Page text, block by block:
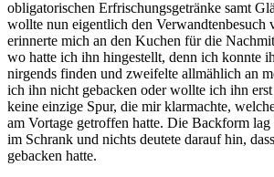
obligatorischen Erfrischungsgetränke samt
wollte nun eigentlich den Verwandtenbesuch
erinnerte mich an den Kuchen für die
wo hatte ich ihn hingestellt, denn ich konnte
nirgends finden und zweifelte allmählich an
ich ihn nicht gebacken oder wollte ich ihn
keine einzige Spur, die mir klarmachte,
am Vortage getroffen hatte. Die Backform
im Schrank und nichts deutete darauf hin,
gebacken hatte.